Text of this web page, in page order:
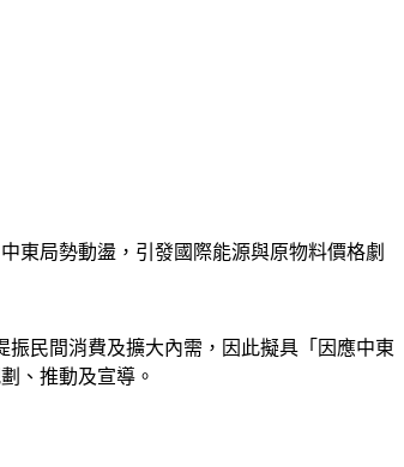
東局勢動盪，引發國際能源與原物料價格劇
民間消費及擴大內需，因此擬具「因應中東
、推動及宣導。